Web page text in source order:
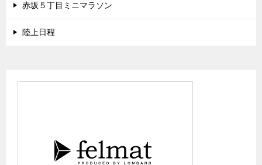
赤坂５丁目ミニマラソン
陸上日程